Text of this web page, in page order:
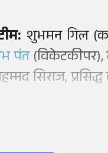
शुभमन गिल
पंत(विकेटकीपर),
सिराज,